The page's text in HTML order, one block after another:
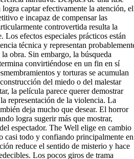
captar efectivamente la atención, el
e incapaz de compensar las
controvertida resulta la
Los efectos especiales prácticos están
técnica y representan
obra. Sin embargo, la búsqueda
convirtiéndose en un fin en sí
y torturas se acumulan
del miedo o del malestar
la película parece querer demostrar
representación de la violencia. La
deja mucho que desear. El horror
logra sugerir más que mostrar,
espectador. The Well elige en cambio
casi todo y confiando principalmente en
reduce el sentido de misterio y hace
Los pocos giros de trama